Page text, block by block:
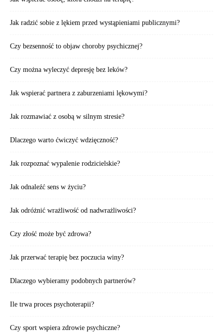
Jak radzić sobie z lękiem przed wystąpieniami publicznymi?
Czy bezsenność to objaw choroby psychicznej?
Czy można wyleczyć depresję bez leków?
Jak wspierać partnera z zaburzeniami lękowymi?
Jak rozmawiać z osobą w silnym stresie?
Dlaczego warto ćwiczyć wdzięczność?
Jak rozpoznać wypalenie rodzicielskie?
Jak odnaleźć sens w życiu?
Jak odróżnić wrażliwość od nadwrażliwości?
Czy złość może być zdrowa?
Jak przerwać terapię bez poczucia winy?
Dlaczego wybieramy podobnych partnerów?
Ile trwa proces psychoterapii?
Czy sport wspiera zdrowie psychiczne?